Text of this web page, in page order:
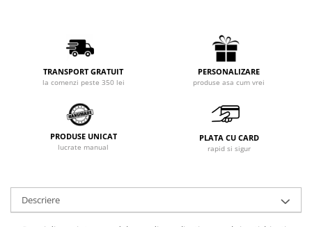
TRANSPORT GRATUIT
la comenzi peste 350 lei
PERSONALIZARE
produse asa cum vrei
PRODUSE UNICAT
lucrate manual
PLATA CU CARD
rapid si sigur
Descriere